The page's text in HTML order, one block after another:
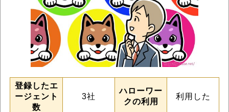
登録したエ
ージェント
数
3社
ハローワー
クの利用
利用した